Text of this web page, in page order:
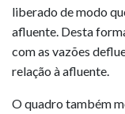
liberado de modo
afluente. Desta
com as vazões
relação à afluente.
O quadro também